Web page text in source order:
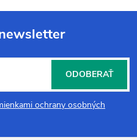
ochrany osobných
ODOBERAŤ